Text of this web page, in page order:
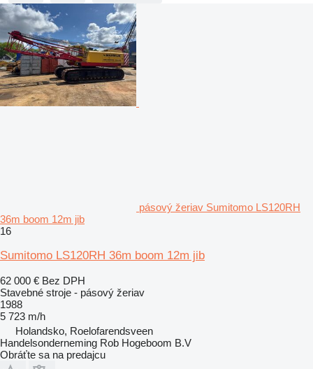
pásový žeriav Sumitomo LS120RH
36m boom 12m jib
16
Sumitomo LS120RH 36m boom 12m jib
62 000 € Bez DPH
Stavebné stroje - pásový žeriav
1988
5 723 m/h
Holandsko, Roelofarendsveen
Handelsonderneming Rob Hogeboom B.V
Obráťte sa na predajcu